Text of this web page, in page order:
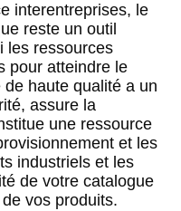
interentreprises, le
reste un outil
les ressources
pour atteindre le
haute qualité a un
assure la
une ressource
et les
industriels et les
de votre catalogue
vos produits.